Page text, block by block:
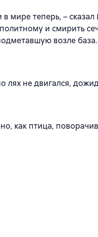
мире теперь, –
и смирить
возле база.
лях не двигался,
как птица,